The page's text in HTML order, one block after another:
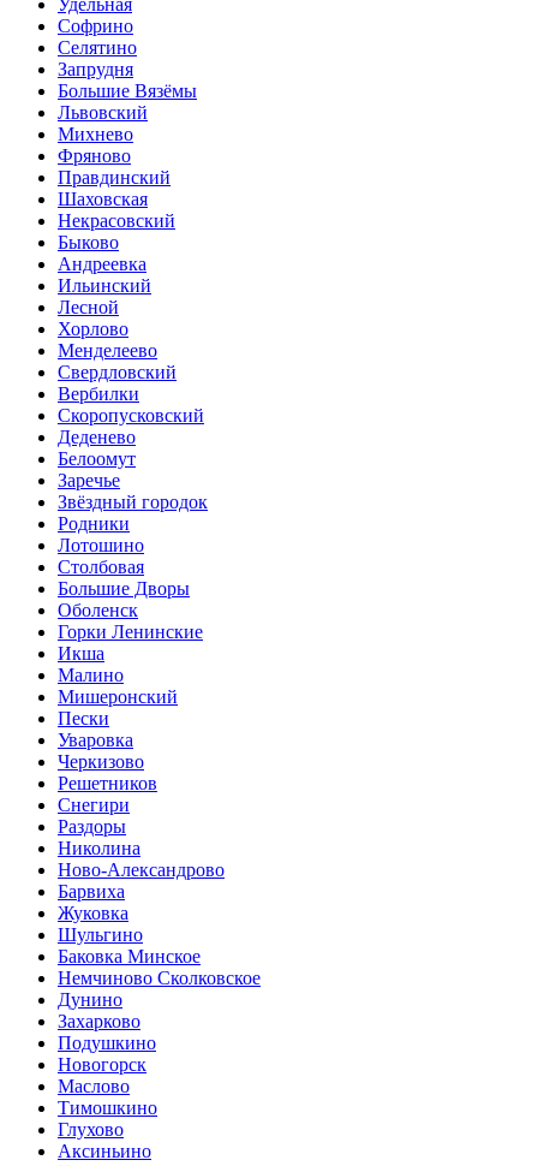
Удельная
Софрино
Селятино
Запрудня
Большие Вязёмы
Львовский
Михнево
Фряново
Правдинский
Шаховская
Некрасовский
Быково
Андреевка
Ильинский
Лесной
Хорлово
Менделеево
Свердловский
Вербилки
Скоропусковский
Деденево
Белоомут
Заречье
Звёздный городок
Родники
Лотошино
Столбовая
Большие Дворы
Оболенск
Горки Ленинские
Икша
Малино
Мишеронский
Пески
Уваровка
Черкизово
Решетников
Снегири
Раздоры
Николина
Ново-Александрово
Барвиха
Жуковка
Шульгино
Баковка Минское
Немчиново Сколковское
Дунино
Захарково
Подушкино
Новогорск
Маслово
Тимошкино
Глухово
Аксиньино